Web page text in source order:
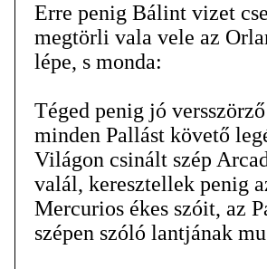
Erre penig Bálint vizet
megtörli vala vele az
lépe, s monda:
Téged penig jó
minden Pallást követő
Világon csinált szép
valál, keresztellek penig
Mercurios ékes szóit, az
szépen szóló lantjának